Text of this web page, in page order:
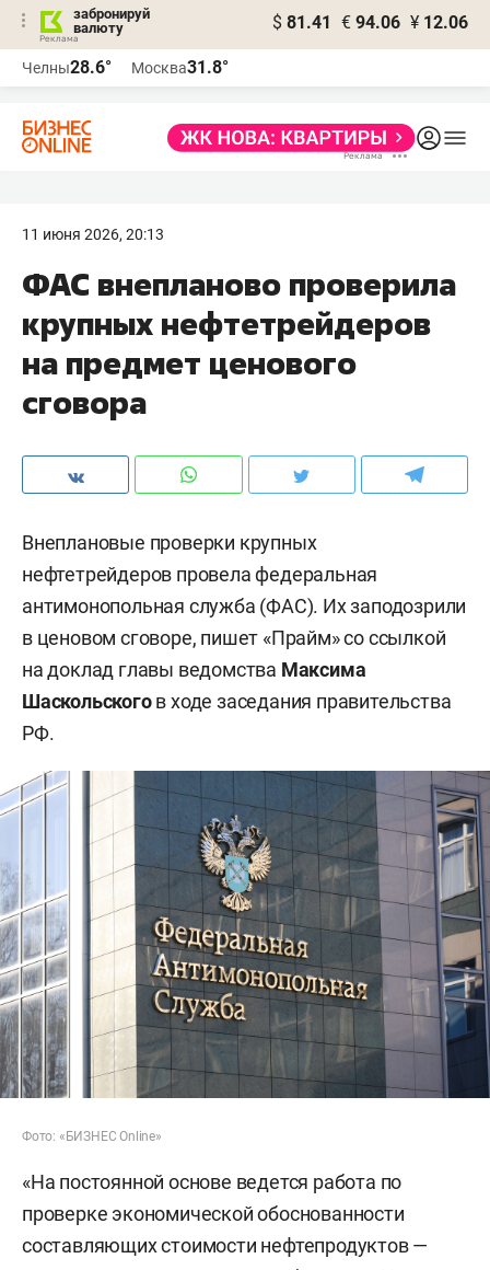
забронируй
валюту
$ 81.41 € 94.06 ¥ 12.06
Челны28.6° Москва31.8°
11 июня 2026, 20:13
ФАС внепланово проверила
крупных нефтетрейдеров
на предмет ценового
сговора
Внеплановые проверки крупных
нефтетрейдеров провела федеральная
антимонопольная служба (ФАС). Их заподозрили
в ценовом сговоре, пишет «Прайм» со ссылкой
на доклад главы ведомства Максима
Шаскольскогов ходе заседания правительства
РФ.
Фото: «БИЗНЕС Online»
«На постоянной основе ведется работа по
проверке экономической обоснованности
составляющих стоимости нефтепродуктов —